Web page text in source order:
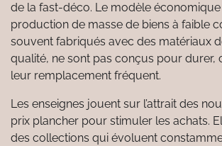
de la fast-déco. Le modèle
production de masse de biens à faible
souvent fabriqués avec des matériaux
qualité, ne sont pas conçus pour durer,
leur remplacement fréquent.
Les enseignes jouent sur l’attrait des
prix plancher pour stimuler les achats.
des collections qui évoluent